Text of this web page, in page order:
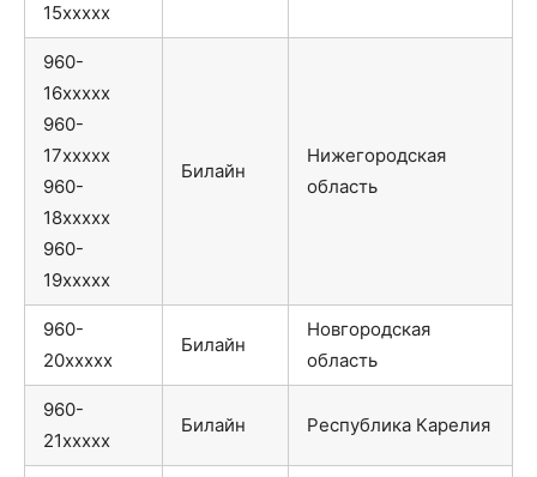
15xxxxx
960-
16xxxxx
960-
17xxxxx
960-
18xxxxx
960-
19xxxxx
Билайн
Нижегородская
область
960-
20xxxxx
Билайн
Новгородская
область
960-
21xxxxx
Билайн Республика Карелия